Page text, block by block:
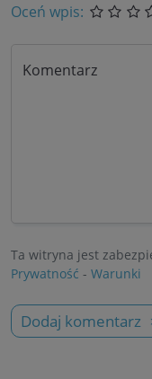
Oceń wpis:
Komentarz
Ta witryna jest
Prywatność - Warunki
Dodaj komentarz